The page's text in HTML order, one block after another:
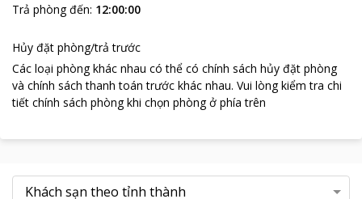
Trả phòng đến: 12:00:00
Hủy đặt phòng/trả trước
Các loại phòng khác nhau có thể có chính sách hủy đặt phòng
và chính sách thanh toán trước khác nhau. Vui lòng kiểm tra chi
tiết chính sách phòng khi chọn phòng ở phía trên